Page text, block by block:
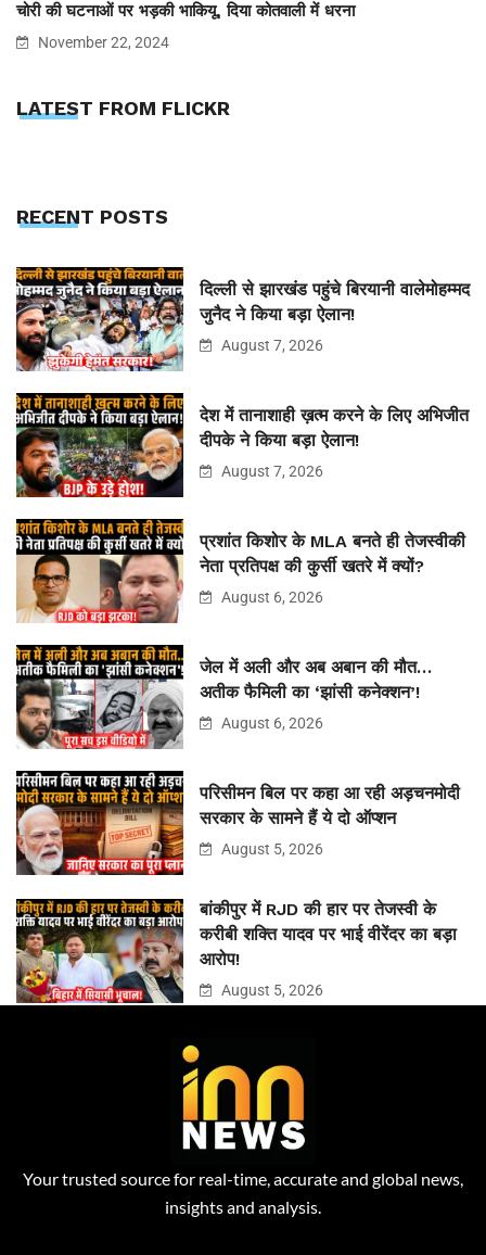
चोरी की घटनाओं पर भड़की भाकियू, दिया कोतवाली में धरना
November 22, 2024
LATEST FROM FLICKR
RECENT POSTS
दिल्ली से झारखंड पहुंचे बिरयानी वालेमोहम्मद
जुनैद ने किया बड़ा ऐलान!
August 7, 2026
देश में तानाशाही ख़त्म करने के लिए अभिजीत
दीपके ने किया बड़ा ऐलान!
August 7, 2026
प्रशांत किशोर के MLA बनते ही तेजस्वीकी
नेता प्रतिपक्ष की कुर्सी खतरे में क्यों?
August 6, 2026
जेल में अली और अब अबान की मौत…
अतीक फैमिली का ‘झांसी कनेक्शन’!
August 6, 2026
परिसीमन बिल पर कहा आ रही अड़चनमोदी
सरकार के सामने हैं ये दो ऑप्शन
August 5, 2026
बांकीपुर में RJD की हार पर तेजस्वी के
करीबी शक्ति यादव पर भाई वीरेंदर का बड़ा
आरोप!
August 5, 2026
Your trusted source for real-time, accurate and global news,
insights and analysis.